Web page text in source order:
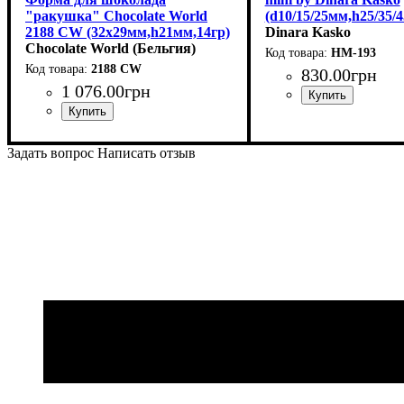
"ракушка" Chocolate World
2188 CW (32x29мм,h21мм,14гр)
Chocolate World (Бельгия)
2188 CW
1 076.00грн
(d10/15/25мм,h25/
Dinara Kasko
HM-193
830.00грн
Задать вопрос Написать отзыв